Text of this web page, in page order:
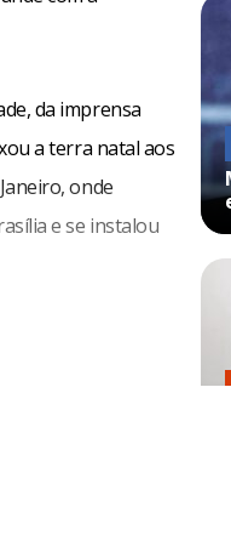
da imprensa
a terra natal aos
onde
e se instalou